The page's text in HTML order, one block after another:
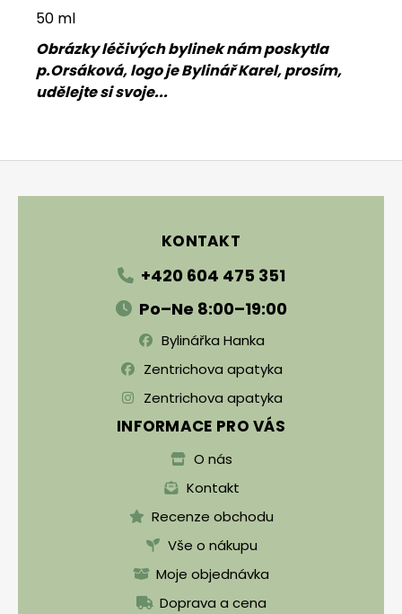
50 ml
Obrázky léčivých bylinek nám poskytla
p.Orsáková, logo je Bylinář Karel, prosím,
udělejte si svoje...
KONTAKT
+420 604 475 351
Po–Ne 8:00–19:00
Bylinářka Hanka
Zentrichova apatyka
Zentrichova apatyka
INFORMACE PRO VÁS
O nás
Kontakt
Recenze obchodu
Vše o nákupu
Moje objednávka
Doprava a cena